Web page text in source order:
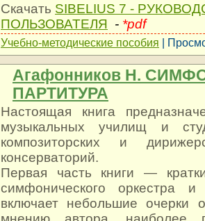
Скачать SIBELIUS 7 -
ПОЛЬЗОВАТЕЛЯ - *pdf
Учебно-методические пособия |
Агафонников Н.
ПАРТИТУРА
Настоящая книга
музыкальных училищ и
композиторских и
консерваторий.
Первая часть книги —
симфонического оркестра и
включает небольшие очерки